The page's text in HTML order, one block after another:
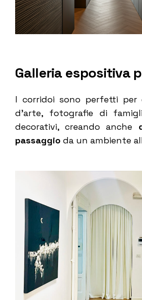
Galleria espositiva
I corridoi sono perfetti per
d’arte, fotografie di
decorativi, creando anche
passaggio da un ambiente